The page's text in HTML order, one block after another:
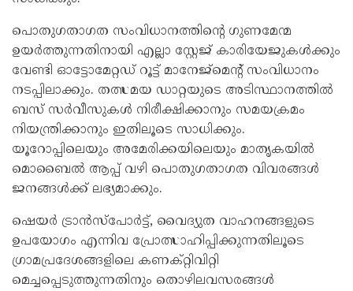
പൊതുഗതാഗത സംവിധാനത്തിന്റെ ഗുണമേന്മ
ഉയർത്തുന്നതിനായി എല്ലാ സ്റ്റേജ് കാരിയേജുകൾക്കും
വേണ്ടി ഓട്ടോമേറ്റഡ് റൂട്ട് മാനേജ്‌മെന്റ് സംവിധാനം
നടപ്പിലാക്കും. തത്സമയ ഡാറ്റയുടെ അടിസ്ഥാനത്തിൽ
ബസ് സർവീസുകൾ നിരീക്ഷിക്കാനും സമയക്രമം
നിയന്ത്രിക്കാനും ഇതിലൂടെ സാധിക്കും.
യൂറോപ്പിലെയും അമേരിക്കയിലെയും മാതൃകയിൽ
മൊബൈൽ ആപ്പ് വഴി പൊതുഗതാഗത വിവരങ്ങൾ
ജനങ്ങൾക്ക് ലഭ്യമാക്കും.
ഷെയർ ട്രാൻസ്‌പോർട്ട്, വൈദ്യുത വാഹനങ്ങളുടെ
ഉപയോഗം എന്നിവ പ്രോത്സാഹിപ്പിക്കുന്നതിലൂടെ
ഗ്രാമപ്രദേശങ്ങളിലെ കണക്റ്റിവിറ്റി
മെച്ചപ്പെടുത്തുന്നതിനും തൊഴിലവസരങ്ങൾ